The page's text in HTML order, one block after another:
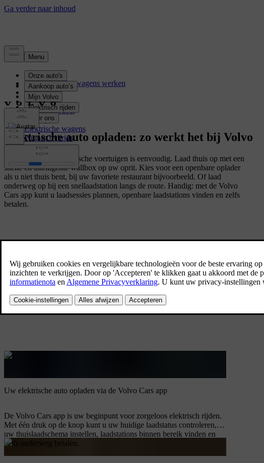
Elektrificatie
Hoe elektrische wagens werken
Opladen
Actieradius
Kostenvoordeel
Batterij
Elektrische wagens
Plug-in hybrids
Elektrische auto opladen: zo werkt het bij Volvo
Het opladen van elektrische voertuigen is eenvoudig. Laad thuis op met een
snelle en intelligente wallbox op uw oprit. Kies voor een openbare oplader
als u niet thuis bent, bij uw favoriete restaurant bijvoorbeeld. Of laad
onderweg op bij een snellaadstation langs de route. Handig: met de Volvo
Cars app kunt u laadsessies plannen, openbare laadstations vinden en zelfs
betalen.
Opladen
Overzicht
Thuis opladen
Openbaar opladen
Uw elektrische auto opladen via de Volvo Cars app
De Volvo Cars app is uw beginpunt voor zorgeloos elektrisch rijden.
Met één druk op de knop kunt u uw huidige laadstatus controleren,
uw thuislaadschema instellen, laadstations binnen bereik vinden en
zelfs onderweg betalen.